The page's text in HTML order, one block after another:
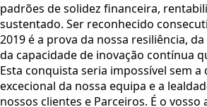
padrões de solidez financeira,
sustentado. Ser reconhecido
2019 é a prova da nossa resiliência,
da capacidade de inovação contínua
Esta conquista seria impossível sem a
excecional da nossa equipa e a
nossos clientes e Parceiros. É o vosso